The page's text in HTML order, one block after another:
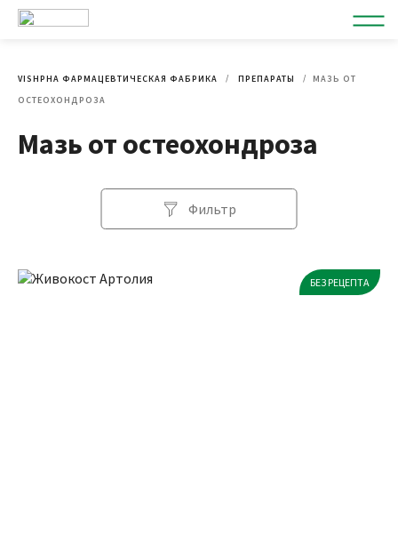
VISHPHA ФАРМАЦЕВТИЧЕСКАЯ ФАБРИКА ПРЕПАРАТЫ
МАЗЬ ОТ
ОСТЕОХОНДРОЗА
Мазь от остеохондроза
Фильтр
БЕЗ РЕЦЕПТА